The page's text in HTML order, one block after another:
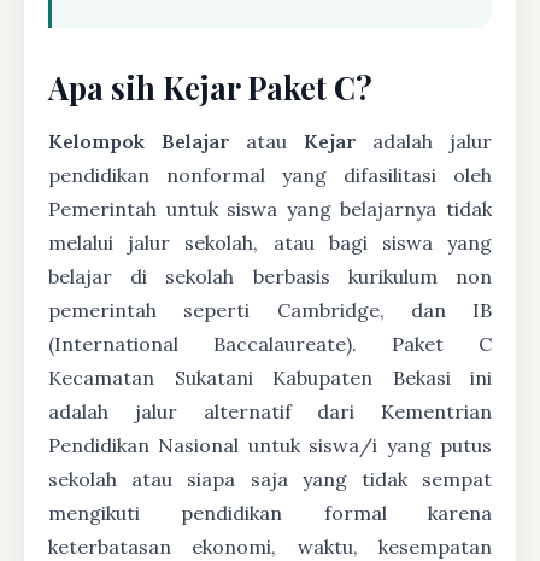
Apa sih Kejar Paket C?
Kelompok Belajar atau Kejar adalah jalur
pendidikan nonformal yang difasilitasi oleh
Pemerintah untuk siswa yang belajarnya tidak
melalui jalur sekolah, atau bagi siswa yang
belajar di sekolah berbasis kurikulum non
pemerintah seperti Cambridge, dan IB
(International Baccalaureate). Paket C
Kecamatan Sukatani Kabupaten Bekasi ini
adalah jalur alternatif dari Kementrian
Pendidikan Nasional untuk siswa/i yang putus
sekolah atau siapa saja yang tidak sempat
mengikuti pendidikan formal karena
keterbatasan ekonomi, waktu, kesempatan